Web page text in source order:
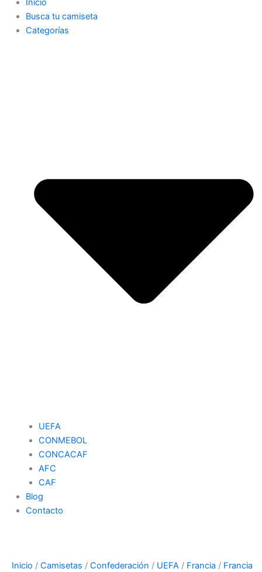
Inicio
Busca tu camiseta
Categorías
UEFA
CONMEBOL
CONCACAF
AFC
CAF
Blog
Contacto
Inicio / Camisetas / Confederación / UEFA / Francia / Francia